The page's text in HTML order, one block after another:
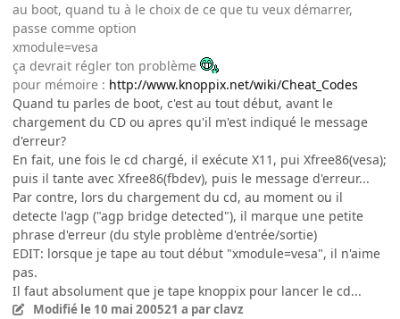
au boot, quand tu à le choix de ce que tu veux démarrer,
passe comme option
xmodule=vesa
ça devrait régler ton problème
pour mémoire : http://www.knoppix.net/wiki/Cheat_Codes
Quand tu parles de boot, c'est au tout début, avant le
chargement du CD ou apres qu'il m'est indiqué le message
d'erreur?
En fait, une fois le cd chargé, il exécute X11, pui Xfree86(vesa);
puis il tante avec Xfree86(fbdev), puis le message d'erreur...
Par contre, lors du chargement du cd, au moment ou il
detecte l'agp ("agp bridge detected"), il marque une petite
phrase d'erreur (du style problème d'entrée/sortie)
EDIT: lorsque je tape au tout début "xmodule=vesa", il n'aime
pas.
Il faut absolument que je tape knoppix pour lancer le cd...
Modifié le 10 mai 200521 a par clavz